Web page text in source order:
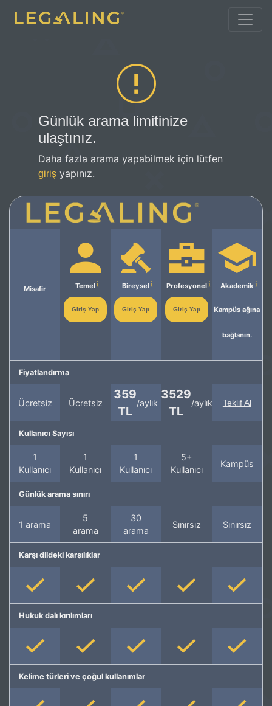
Günlük arama limitinize
ulaştınız.
Daha fazla arama yapabilmek için lütfen
giriş yapınız.
Misafir Temel
Giriş Yap
Bireysel
Giriş Yap
Profesyonel
Giriş Yap
Akademik
Kampüs ağına
bağlanın.
Fiyatlandırma
Ücretsiz Ücretsiz
359
TL
/aylık
3529
TL
/aylık Teklif Al
Kullanıcı Sayısı
1
Kullanıcı
1
Kullanıcı
1
Kullanıcı
5+
Kullanıcı
Kampüs
Günlük arama sınırı
1 arama
5
arama
30
arama
Sınırsız Sınırsız
Karşı dildeki karşılıklar
Hukuk dalı kırılımları
Kelime türleri ve çoğul kullanımlar